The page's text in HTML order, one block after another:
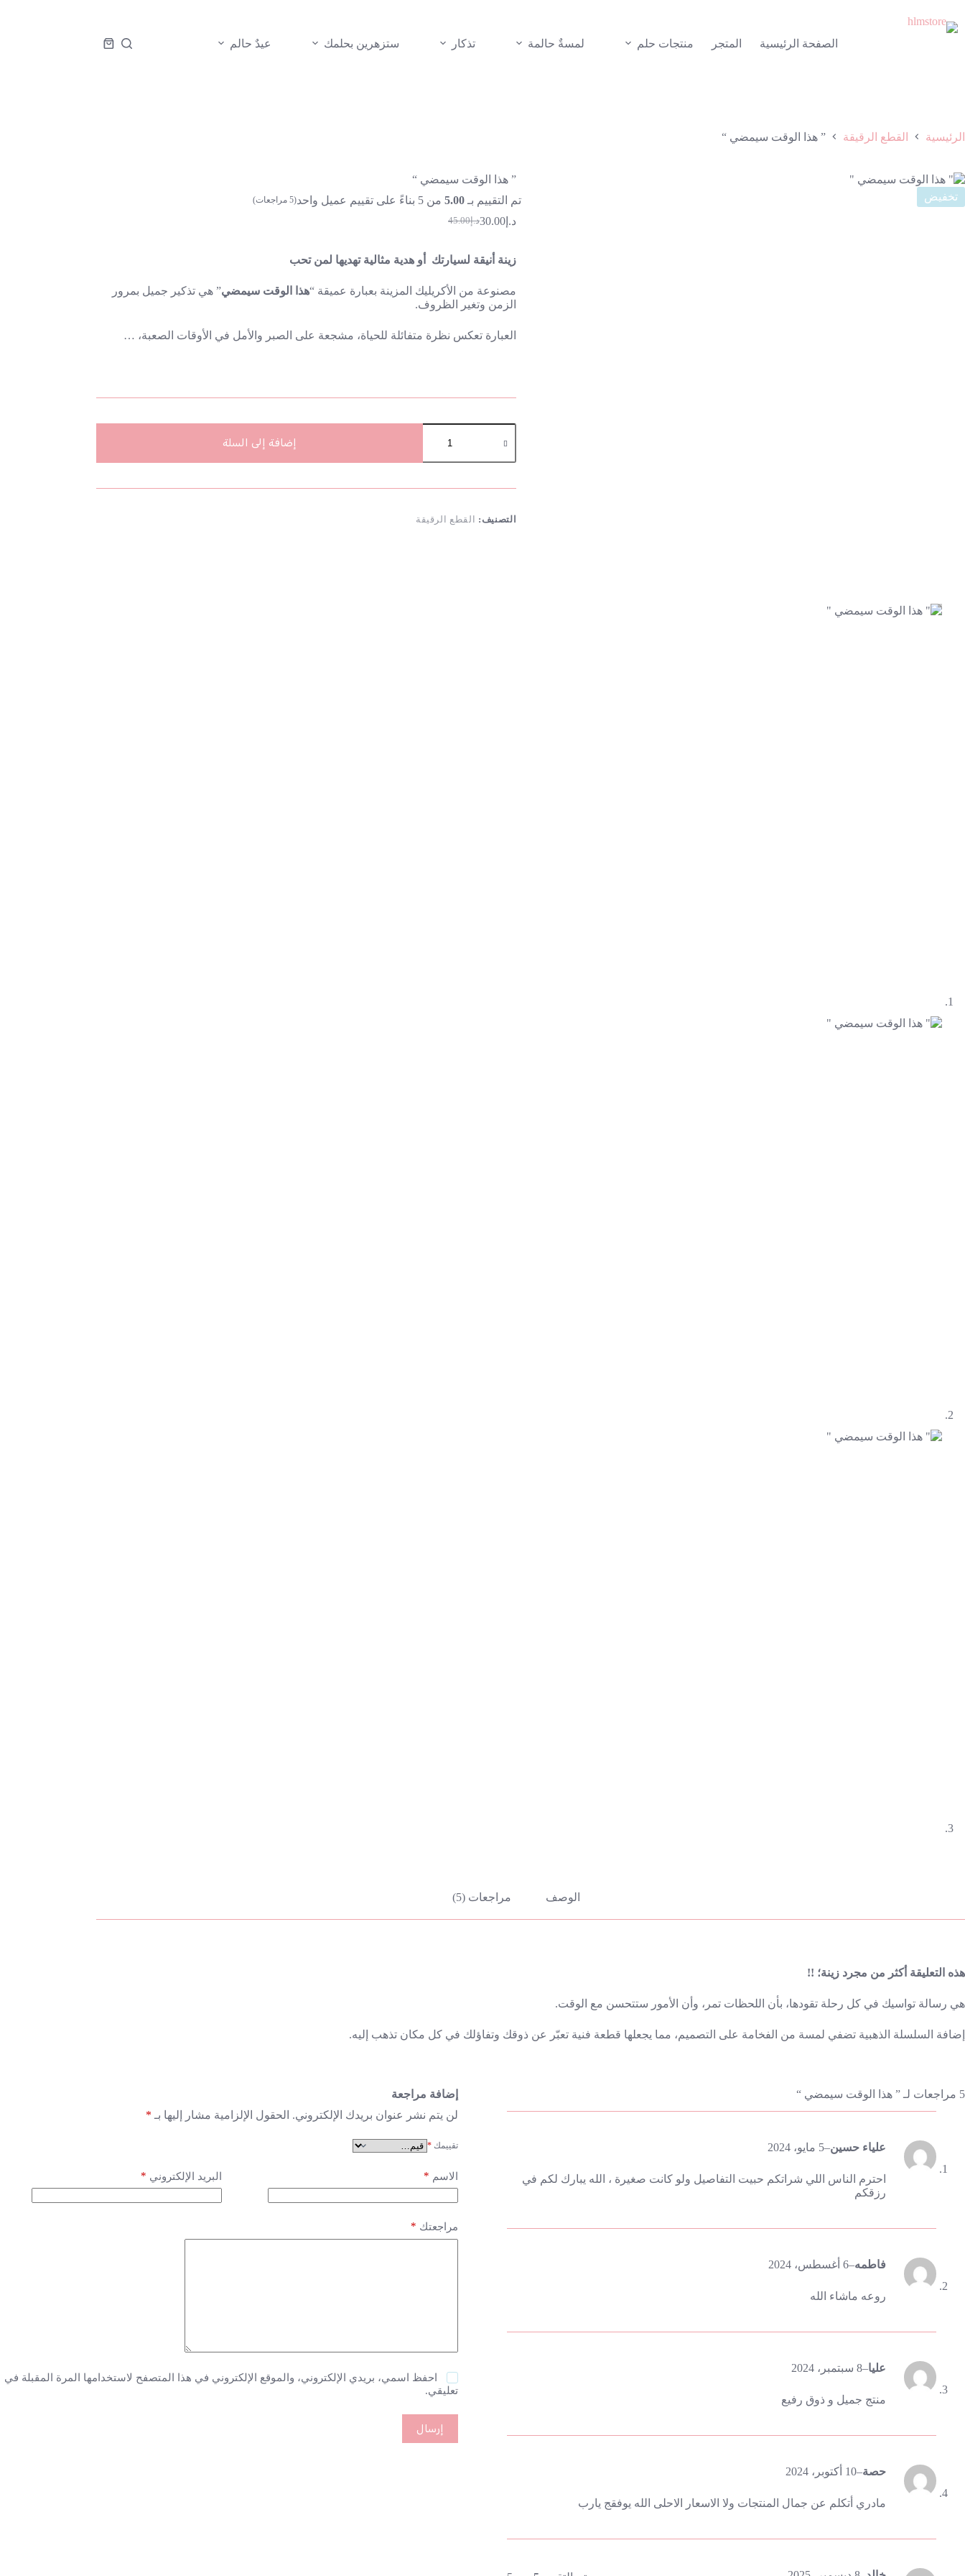
إلى
المحتوى
الصفحة الرئيسية المتجر منتجات حلم لمسةٌ حالمة تذكار ستزهرين بحلمك عيدٌ حالم
عربة
الرئيسية القطع الرقيقة ” هذا الوقت سيمضي “
تخفيض
” هذا الوقت سيمضي “
تم التقييم بـ5.00 من 5 بناءً على تقييم عميل واحد (
5 مراجعات)
د.إ45.00
السعر
هو:
د.إ45.00.
د.إ 30.00السعر
هو:
د.إ30.00.
زينة أنيقة لسيارتك أو هدية مثالية تهديها لمن تحب
مصنوعة من الأكريليك المزينة بعبارة عميقة “هذا الوقت سيمضي” هي تذكير جميل بمرور
الزمن وتغير الظروف.
العبارة تعكس نظرة متفائلة للحياة، مشجعة على الصبر والأمل في الأوقات الصعبة، …
كمية
"
إضافة إلى السلة
التصنيف: القطع الرقيقة
الوصف مراجعات (5)
هذه التعليقة أكثر من مجرد زينة؛ !!
هي رسالة تواسيك في كل رحلة تقودها، بأن اللحظات تمر، وأن الأمور ستتحسن مع الوقت.
إضافة السلسلة الذهبية تضفي لمسة من الفخامة على التصميم، مما يجعلها قطعة فنية تعبّر عن ذوقك وتفاؤلك في كل مكان تذهب إليه.
5 مراجعات لـ ” هذا الوقت سيمضي “
علياء حسين–5 مايو، 2024
احترم الناس اللي شراتكم حبيت التفاصيل ولو كانت صغيرة ، الله يبارك لكم في
رزقكم
فاطمه–6 أغسطس، 2024
روعه ماشاء الله
عليا–8 سبتمبر، 2024
منتج جميل و ذوق رفيع
حصة–10 أكتوبر، 2024
مادري أتكلم عن جمال المنتجات ولا الاسعار الاحلى الله يوفقج يارب
إضافة مراجعة
لن يتم نشر عنوان بريدك الإلكتروني. الحقول الإلزامية مشار إليها بـ *
تقييمك *
الاسم * البريد الإلكتروني *
مراجعتك *
احفظ اسمي، بريدي الإلكتروني، والموقع الإلكتروني في هذا المتصفح لاستخدامها المرة المقبلة في
تعليقي.
إرسال